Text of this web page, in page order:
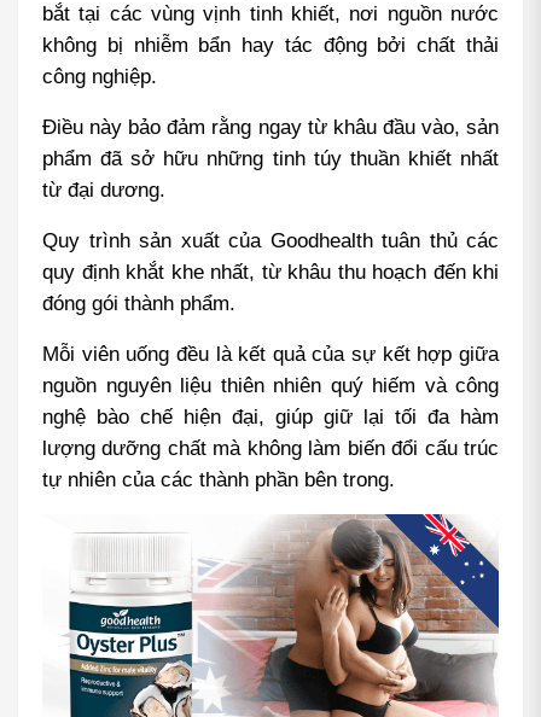
bắt tại các vùng vịnh tinh khiết, nơi nguồn nước
không bị nhiễm bẩn hay tác động bởi chất thải
công nghiệp.
Điều này bảo đảm rằng ngay từ khâu đầu vào, sản
phẩm đã sở hữu những tinh túy thuần khiết nhất
từ đại dương.
Quy trình sản xuất của Goodhealth tuân thủ các
quy định khắt khe nhất, từ khâu thu hoạch đến khi
đóng gói thành phẩm.
Mỗi viên uống đều là kết quả của sự kết hợp giữa
nguồn nguyên liệu thiên nhiên quý hiếm và công
nghệ bào chế hiện đại, giúp giữ lại tối đa hàm
lượng dưỡng chất mà không làm biến đổi cấu trúc
tự nhiên của các thành phần bên trong.